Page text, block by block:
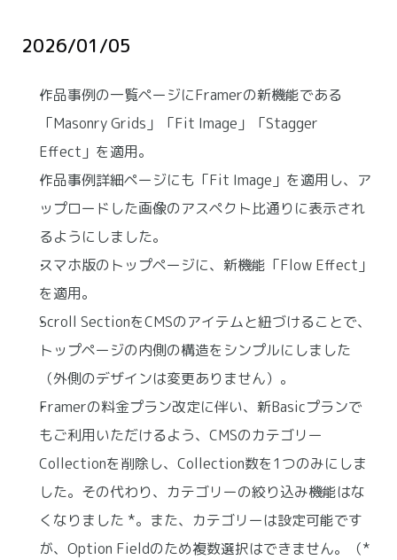
2026/01/05
作品事例の一覧ページにFramerの新機能である
「Masonry Grids」「Fit Image」「Stagger
Effect」を適用。
作品事例詳細ページにも「Fit Image」を適用し、ア
ップロードした画像のアスペクト比通りに表示され
るようにしました。
スマホ版のトップページに、新機能「Flow Effect」
を適用。
Scroll SectionをCMSのアイテムと紐づけることで、
トップページの内側の構造をシンプルにしました
（外側のデザインは変更ありません）。
Framerの料金プラン改定に伴い、新Basicプランで
もご利用いただけるよう、CMSのカテゴリー
Collectionを削除し、Collection数を1つのみにしま
した。その代わり、カテゴリーの絞り込み機能はな
くなりました *。また、カテゴリーは設定可能です
が、Option Fieldのため複数選択はできません。（*